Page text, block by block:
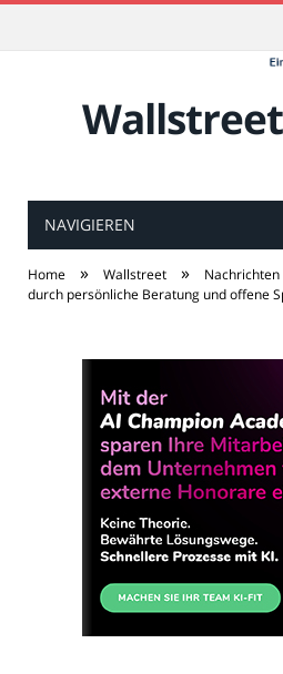
NAVIGIEREN
Home » Wallstreet » Nachrichten
durch persönliche Beratung und offene